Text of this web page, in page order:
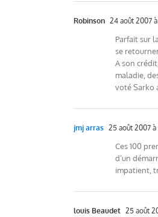
Robinson 24 août 2007
Parfait sur
se
A son
maladie,
voté Sarko
jmj arras 25 août 2007 à
Ces 100
d’un
impatient,
louis Beaudet 25 août